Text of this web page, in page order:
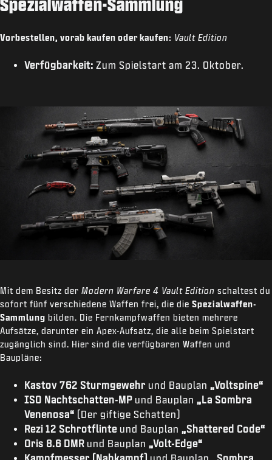
Spezialwaffen-Sammlung
Vorbestellen, vorab kaufen oder kaufen: Vault Edition
Verfügbarkeit: Zum Spielstart am 23. Oktober.
Mit dem Besitz der Modern Warfare 4 Vault Edition schaltest du
sofort fünf verschiedene Waffen frei, die die Spezialwaffen-
Sammlung bilden. Die Fernkampfwaffen bieten mehrere
Aufsätze, darunter ein Apex-Aufsatz, die alle beim Spielstart
zugänglich sind. Hier sind die verfügbaren Waffen und
Baupläne:
Kastov 762 Sturmgewehr und Bauplan „Voltspine“
ISO Nachtschatten-MP und Bauplan „La Sombra
Venenosa“ (Der giftige Schatten)
Rezi 12 Schrotflinte und Bauplan „Shattered Code“
Oris 8.6 DMR und Bauplan „Volt-Edge“
Kampfmesser (Nahkampf) und Bauplan „Sombra